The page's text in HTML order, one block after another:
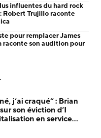
influentes du hard rock
Robert Trujillo raconte
pour remplacer James
son audition pour
j’ai craqué” : Brian
son éviction d’I
en service